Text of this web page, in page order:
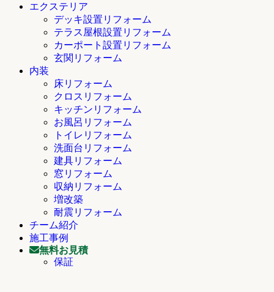
エクステリア
デッキ設置リフォーム
テラス屋根設置リフォーム
カーポート設置リフォーム
玄関リフォーム
内装
床リフォーム
クロスリフォーム
キッチンリフォーム
お風呂リフォーム
トイレリフォーム
洗面台リフォーム
建具リフォーム
窓リフォーム
収納リフォーム
増改築
耐震リフォーム
チーム紹介
施工事例
無料お見積
保証